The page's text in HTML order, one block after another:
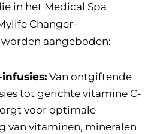
in het Medical Spa
Changer-
aangeboden:
Van ontgiftende
tot gerichte vitamine C-
voor optimale
van vitaminen, mineralen